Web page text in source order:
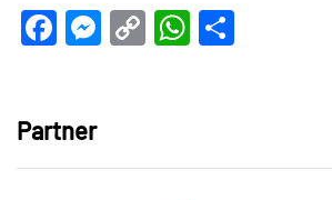
Facebook
Messenger
CopyWhatsApp
Partner